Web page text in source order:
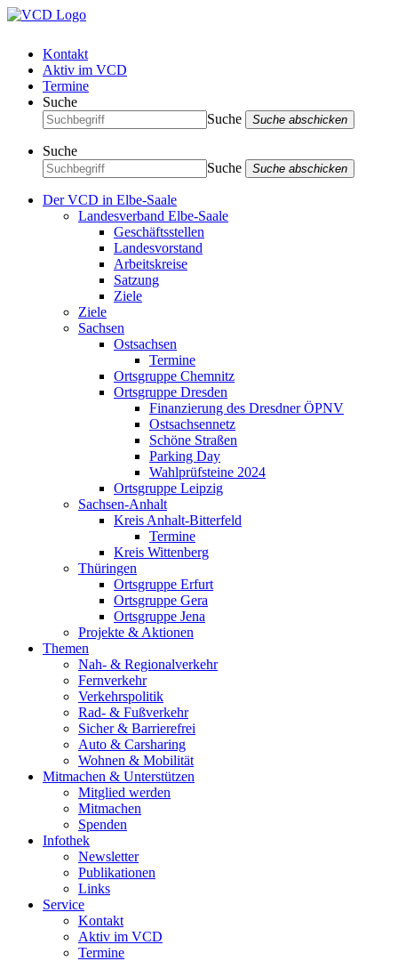
Kontakt
Aktiv im VCD
Termine
Suche
Suche
Suche abschicken
Suche
Suche
Suche abschicken
Der VCD in Elbe-Saale
Landesverband Elbe-Saale
Geschäftsstellen
Landesvorstand
Arbeitskreise
Satzung
Ziele
Ziele
Sachsen
Ostsachsen
Termine
Ortsgruppe Chemnitz
Ortsgruppe Dresden
Finanzierung des Dresdner ÖPNV
Ostsachsennetz
Schöne Straßen
Parking Day
Wahlprüfsteine 2024
Ortsgruppe Leipzig
Sachsen-Anhalt
Kreis Anhalt-Bitterfeld
Termine
Kreis Wittenberg
Thüringen
Ortsgruppe Erfurt
Ortsgruppe Gera
Ortsgruppe Jena
Projekte & Aktionen
Themen
Nah- & Regionalverkehr
Fernverkehr
Verkehrspolitik
Rad- & Fußverkehr
Sicher & Barrierefrei
Auto & Carsharing
Wohnen & Mobilität
Mitmachen & Unterstützen
Mitglied werden
Mitmachen
Spenden
Infothek
Newsletter
Publikationen
Links
Service
Kontakt
Aktiv im VCD
Termine